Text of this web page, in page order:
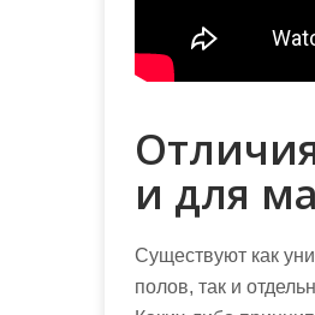
и для
Существуют как
полов, так и